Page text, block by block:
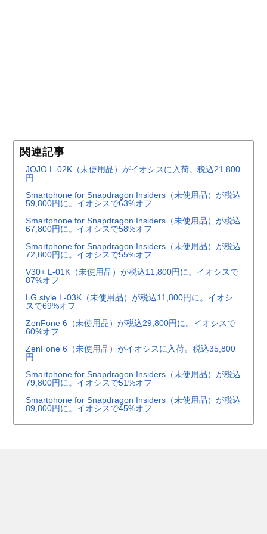
関連記事
JOJO L-02K（未使用品）がイオシスに入荷。税込21,800
円
Smartphone for Snapdragon Insiders（未使用品）が税込
59,800円に。イオシスで63%オフ
Smartphone for Snapdragon Insiders（未使用品）が税込
67,800円に。イオシスで58%オフ
Smartphone for Snapdragon Insiders（未使用品）が税込
72,800円に。イオシスで55%オフ
V30+ L-01K（未使用品）が税込11,800円に。イオシスで
87%オフ
LG style L-03K（未使用品）が税込11,800円に。イオシ
スで69%オフ
ZenFone 6（未使用品）が税込29,800円に。イオシスで
60%オフ
ZenFone 6（未使用品）がイオシスに入荷。税込35,800
円
Smartphone for Snapdragon Insiders（未使用品）が税込
79,800円に。イオシスで51%オフ
Smartphone for Snapdragon Insiders（未使用品）が税込
89,800円に。イオシスで45%オフ